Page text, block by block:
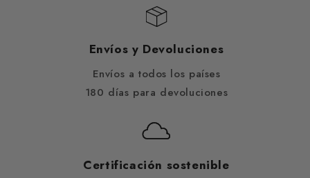
Envíos y Devoluciones
Envíos a todos los países
180 días para devoluciones
Certificación sostenible